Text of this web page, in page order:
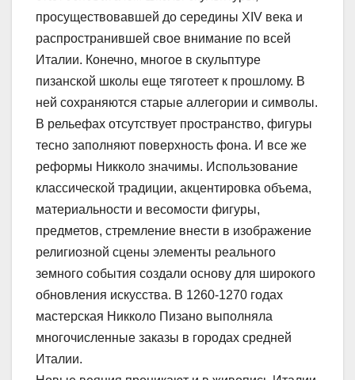
просуществовавшей до середины XIV века и
распространившей свое внимание по всей
Италии. Конечно, многое в скульптуре
пизанской школы еще тяготеет к прошлому. В
ней сохраняются старые аллегории и символы.
В рельефах отсутствует пространство, фигуры
тесно заполняют поверхность фона. И все же
реформы Никколо значимы. Использование
классической традиции, акцентировка объема,
материальности и весомости фигуры,
предметов, стремление внести в изображение
религиозной сцены элементы реального
земного события создали основу для широкого
обновления искусства. В 1260-1270 годах
мастерская Никколо Пизано выполняла
многочисленные заказы в городах средней
Италии.